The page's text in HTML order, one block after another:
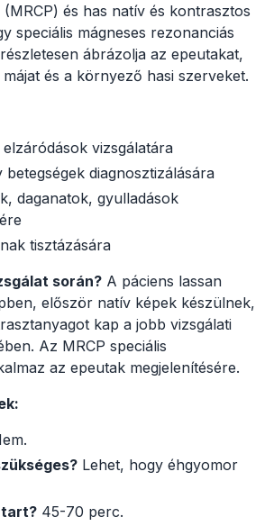
és has natív és kontrasztos
speciális mágneses rezonanciás
ábrázolja az epeutakat,
és a környező hasi szerveket.
vizsgálatára
betegségek diagnosztizálására
daganatok, gyulladások
tisztázására
során? A páciens lassan
először natív képek készülnek,
kap a jobb vizsgálati
Az MRCP speciális
az epeutak megjelenítésére.
Lehet, hogy éhgyomor
tart? 45-70 perc.